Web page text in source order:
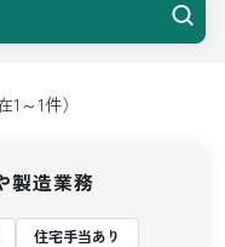
1 ～1件）
製造業務
住宅手当あり